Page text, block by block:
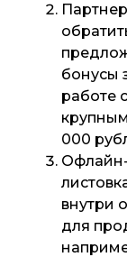
бонусы
работе
000
внутри
для